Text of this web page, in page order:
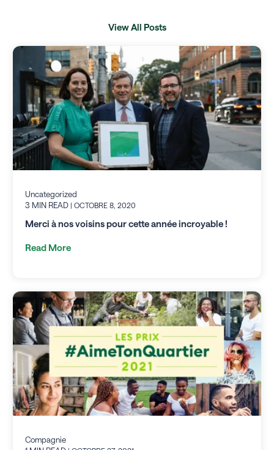
View All Posts
Uncategorized
3 MIN READ | OCTOBRE 8, 2020
Merci à nos voisins pour cette année incroyable !
Read More
Compagnie